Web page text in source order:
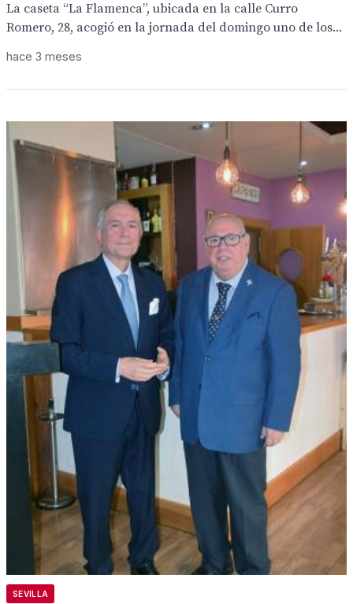
La caseta “La Flamenca”, ubicada en la calle Curro
Romero, 28, acogió en la jornada del domingo uno de los...
hace 3 meses
SEVILLA